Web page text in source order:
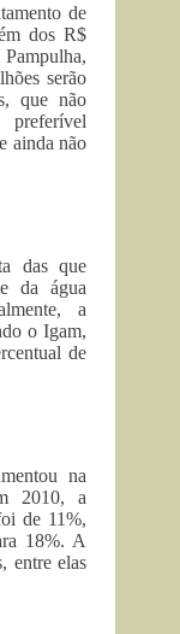
de
dos R$
serão
que não
ainda não
das que
da água
a
o Igam,
de
na
2010, a
de 11%,
18%. A
entre elas